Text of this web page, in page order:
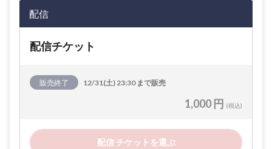
配信
配信チケット
販売終了 12/31(土) 23:30 まで販売
1,000 円 (税込)
配信 チケットを選ぶ